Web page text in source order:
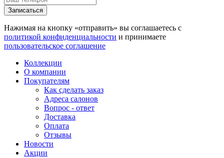
Нажимая на кнопку «отправить» вы соглашаетесь с
политикой конфиденциальности и принимаете
пользовательское соглашение
Коллекции
О компании
Покупателям
Как сделать заказ
Адреса салонов
Вопрос - ответ
Доставка
Оплата
Отзывы
Новости
Акции